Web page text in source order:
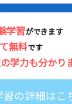
学習ができます
無料です
学力も分かり
の詳細はこ